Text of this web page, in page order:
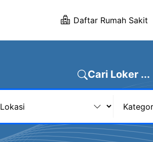
Daftar Rumah Sakit
Cari Loker ...